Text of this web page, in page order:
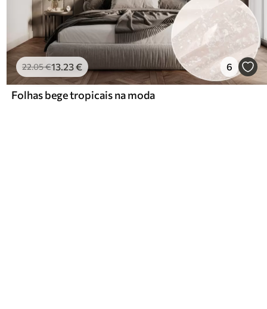
22.05€13.23€ 6
Folhas bege tropicais na moda